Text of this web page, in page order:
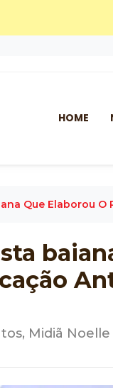
HOME
Que Elaborou
Midiã